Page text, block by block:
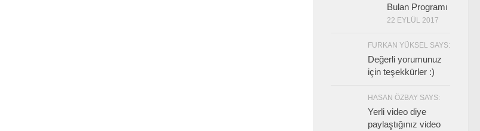
Bulan Programı
22 EYLÜL 2017
FURKAN YÜKSEL SAYS:
Değerli yorumunuz
için teşekkürler :)
HASAN ÖZBAY SAYS:
Yerli video diye
paylaştığınız video